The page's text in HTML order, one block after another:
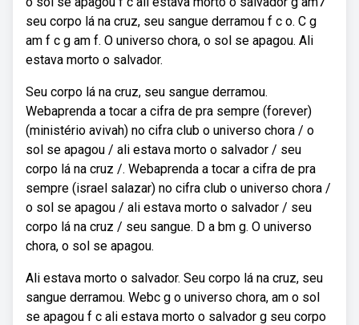
seu corpo lá na cruz, seu sangue derramou f c o. C g
am f c g am f. O universo chora, o sol se apagou. Ali
estava morto o salvador.
Seu corpo lá na cruz, seu sangue derramou.
Webaprenda a tocar a cifra de pra sempre (forever)
(ministério avivah) no cifra club o universo chora / o
sol se apagou / ali estava morto o salvador / seu
corpo lá na cruz /. Webaprenda a tocar a cifra de pra
sempre (israel salazar) no cifra club o universo chora /
o sol se apagou / ali estava morto o salvador / seu
corpo lá na cruz / seu sangue. D a bm g. O universo
chora, o sol se apagou.
Ali estava morto o salvador. Seu corpo lá na cruz, seu
sangue derramou. Webc g o universo chora, am o sol
se apagou f c ali estava morto o salvador g seu corpo